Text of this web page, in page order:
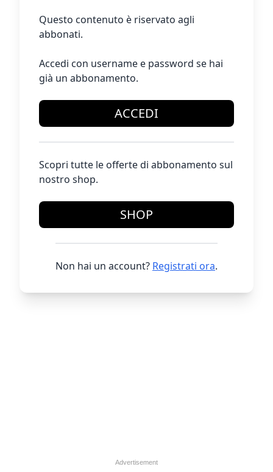
Questo contenuto è riservato agli
abbonati.
Accedi con username e password se hai
già un abbonamento.
ACCEDI
Scopri tutte le offerte di abbonamento sul
nostro shop.
SHOP
Non hai un account? Registrati ora.